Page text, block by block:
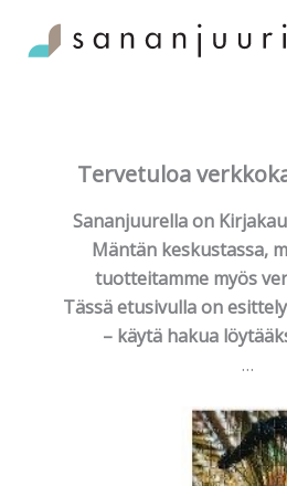
sisältöön
Tervetuloa
Sananjuurella on
Mäntän keskustassa,
tuotteitamme myös
Tässä etusivulla on
– käytä hakua
…